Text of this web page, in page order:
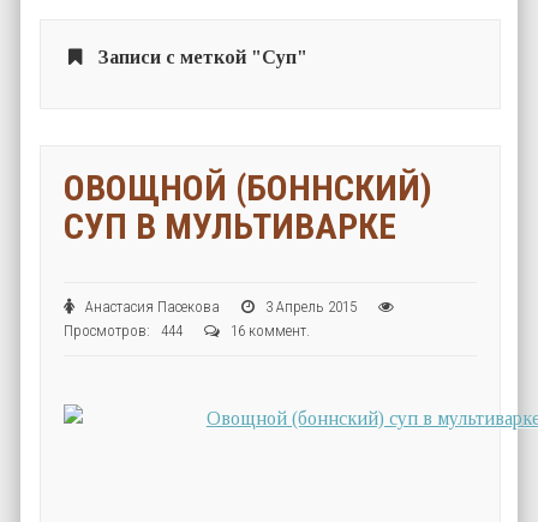
Записи с меткой "Суп"
ОВОЩНОЙ (БОННСКИЙ)
СУП В МУЛЬТИВАРКЕ
Анастасия Пасекова
3 Апрель 2015
Просмотров: 444
16 коммент.